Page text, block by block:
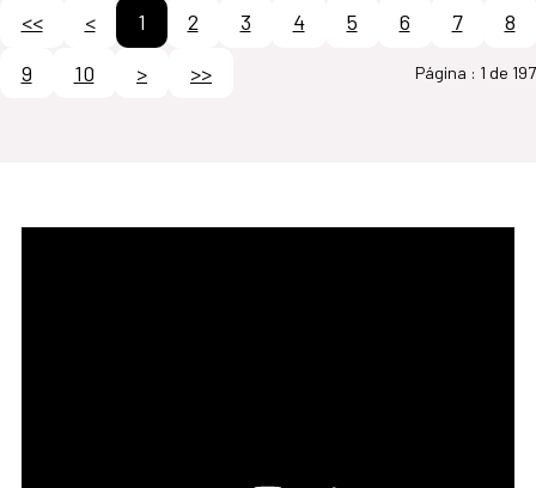
<< < 1 2 3 4 5 6 7
8
9
10 > >> Página : 1 de 197